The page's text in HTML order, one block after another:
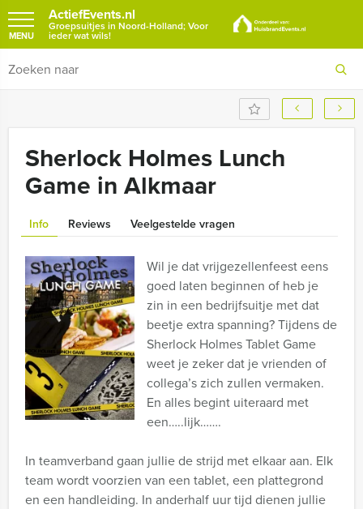
ActiefEvents.nl
Groepsuitjes in Noord-Holland; Voor
ieder wat wils!
MENU
Sherlock Holmes Lunch
Game in Alkmaar
Info Reviews Veelgestelde vragen
Wil je dat vrijgezellenfeest eens
goed laten beginnen of heb je
zin in een bedrijfsuitje met dat
beetje extra spanning? Tijdens de
Sherlock Holmes Tablet Game
weet je zeker dat je vrienden of
collega’s zich zullen vermaken.
En alles begint uiteraard met
een…..lijk…….
In teamverband gaan jullie de strijd met elkaar aan. Elk
team wordt voorzien van een tablet, een plattegrond
en een handleiding. In anderhalf uur tijd dienen jullie